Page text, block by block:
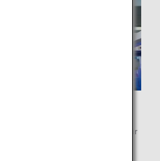
Sie (mehr) Raum für schöne
Check-in. Sorgen Sie für
in, ohne am Abflugtag am